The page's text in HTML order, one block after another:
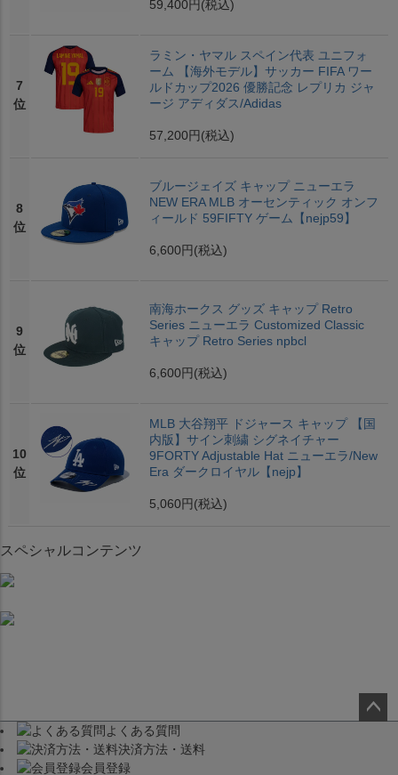
59,400円 (税込)
7
位
ラミン・ヤマル スペイン代表 ユニフォ
ーム 【海外モデル】サッカー FIFA ワー
ルドカップ2026 優勝記念 レプリカ ジャ
ージ アディダス/Adidas
57,200円 (税込)
8
位
ブルージェイズ キャップ ニューエラ
NEW ERA MLB オーセンティック オンフ
ィールド 59FIFTY ゲーム【nejp59】
6,600円 (税込)
9
位
南海ホークス グッズ キャップ Retro
Series ニューエラ Customized Classic
キャップ Retro Series npbcl
6,600円 (税込)
10
位
MLB 大谷翔平 ドジャース キャップ 【国
内版】サイン刺繍 シグネイチャー
9FORTY Adjustable Hat ニューエラ/New
Era ダークロイヤル【nejp】
5,060円 (税込)
スペシャルコンテンツ
よくある質問
決済方法・送料
会員登録